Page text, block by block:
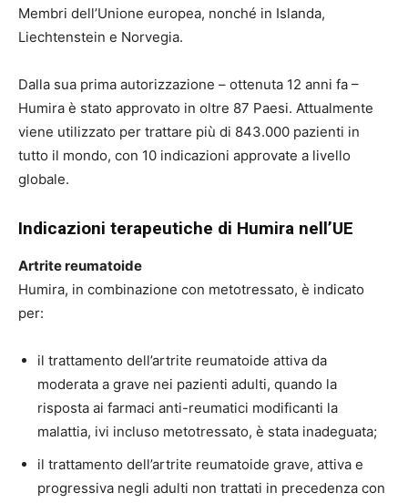
Membri dell’Unione europea, nonché in Islanda,
Liechtenstein e Norvegia.
Dalla sua prima autorizzazione – ottenuta 12 anni fa –
Humira è stato approvato in oltre 87 Paesi. Attualmente
viene utilizzato per trattare più di 843.000 pazienti in
tutto il mondo, con 10 indicazioni approvate a livello
globale.
Indicazioni terapeutiche di Humira nell’UE
Artrite reumatoide
Humira, in combinazione con metotressato, è indicato
per:
il trattamento dell’artrite reumatoide attiva da
moderata a grave nei pazienti adulti, quando la
risposta ai farmaci anti-reumatici modificanti la
malattia, ivi incluso metotressato, è stata inadeguata;
il trattamento dell’artrite reumatoide grave, attiva e
progressiva negli adulti non trattati in precedenza con